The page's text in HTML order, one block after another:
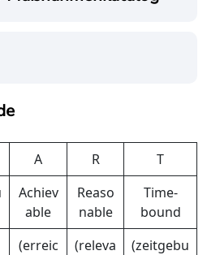
A R T
Achiev
able
Reaso
nable
Time-
bound
(erreic
(releva
(zeitgebu